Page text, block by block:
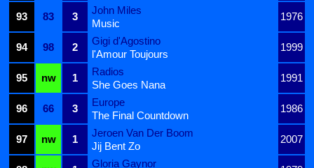
93
83 3
John Miles
1976
Music
94
98 2
Gigi d'Agostino
1999
l'Amour Toujours
95
nw 1
Radios
1991
She Goes Nana
96
66 3
Europe
1986
The Final Countdown
97
nw 1
Jeroen Van Der Boom
2007
Jij Bent Zo
Gloria Gaynor